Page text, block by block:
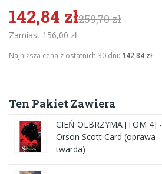
142,84 zł259,70 zł
Zamiast 156,00 zł
Najniższa cena z ostatnich 30 dni: 142,84 zł
Ten Pakiet Zawiera
CIEŃ OLBRZYMA [TOM 4] -
Orson Scott Card (oprawa
twarda)